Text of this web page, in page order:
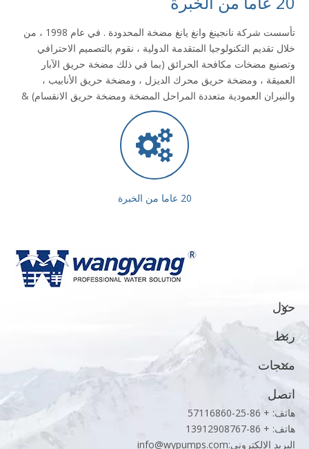
تأسست شركة نانجينغ وانغ يانغ مضخة المحدودة . في عام 1998 ، من
خلال تقديم التكنولوجيا المتقدمة الدولية ، نقوم بالتصميم الاحترافي
وتصنيع مضخات مكافحة الحرائق (بما في ذلك مضخة حريق الآبار
العميقة ، ومضخة حريق محرك الديزل ، ومضخة حريق الأنابيب ،
والنيران العمودية متعددة المراحل المضخة ومضخة حريق الانقسام) &
20 عاما من الخبرة
حول
ربط
منتجات
اتصل
هاتف: + 86-25-57116860
هاتف: + 86-13912908767
البريد الإلكتروني:info@wypumps.com